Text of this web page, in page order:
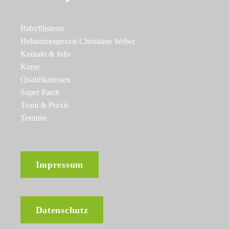
Babyflüsterin
Hebammenpraxis Christiane Weber
Kontakt & Info
Kurse
Qualifikationen
Super Patch
Team & Praxis
Termine
Impressum
Datenschutz